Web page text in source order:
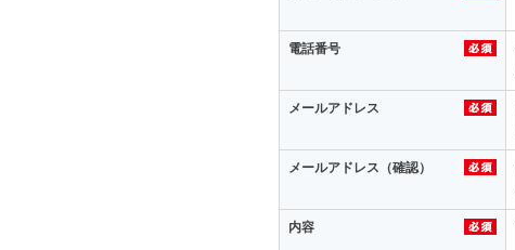
電話番号
メールアドレス
メールアドレス（確認）
内容